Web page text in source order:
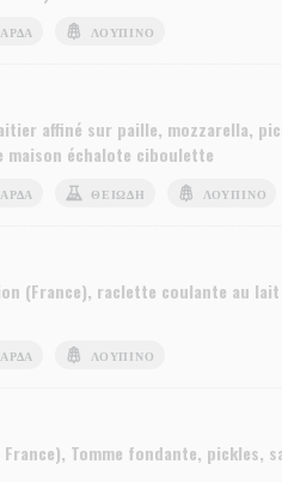
ΛΟΎΠΙΝΟ
affiné sur paille, mozzarella,
maison échalote ciboulette
ΘΕΙΏΔΗ ΛΟΎΠΙΝΟ
(France), raclette coulante au lait
ΛΟΎΠΙΝΟ
Tomme fondante, pickles,